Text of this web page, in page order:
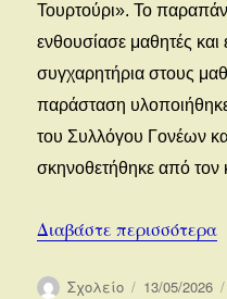
Τουρτούρι». Το
ενθουσίασε μαθητές
συγχαρητήρια στους
παράσταση
του Συλλόγου Γονέων
σκηνοθετήθηκε από
Διαβάστε περισσότερα
Συντάκτης
Σχολείο 13/05/2026